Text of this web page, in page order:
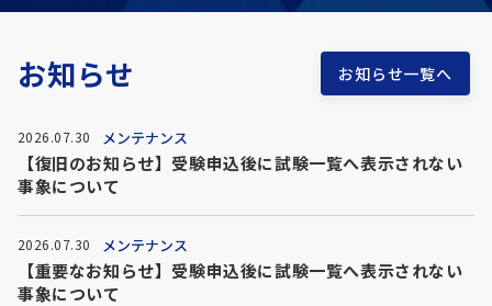
お知らせ お知らせ一覧へ
2026.07.30 メンテナンス
【復旧のお知らせ】受験申込後に試験一覧へ表示されない
事象について
2026.07.30 メンテナンス
【重要なお知らせ】受験申込後に試験一覧へ表示されない
事象について